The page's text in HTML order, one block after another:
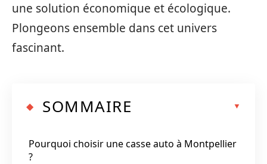
une solution économique et écologique.
Plongeons ensemble dans cet univers
fascinant.
SOMMAIRE
Pourquoi choisir une casse auto à Montpellier
?